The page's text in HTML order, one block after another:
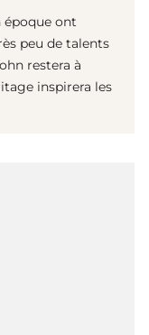
époque ont
peu de talents
restera à
inspirera les